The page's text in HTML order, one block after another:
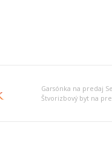
Garsónka na predaj
Štvorizbový byt na